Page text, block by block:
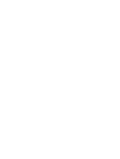
N° 3239
Aubagne